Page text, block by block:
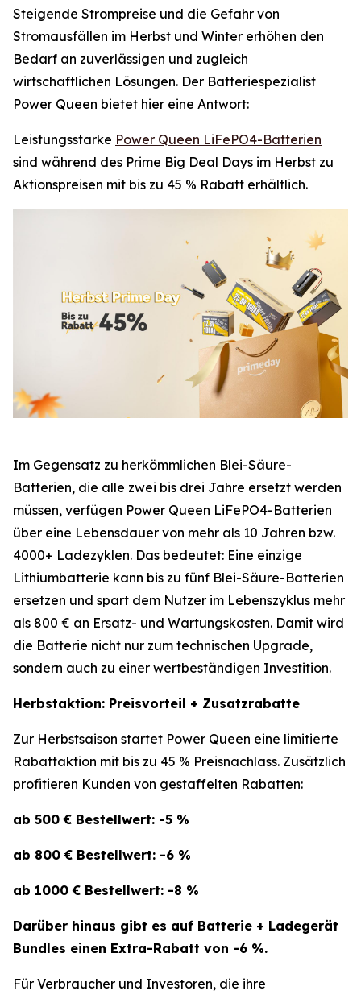
Steigende Strompreise und die Gefahr von
Stromausfällen im Herbst und Winter erhöhen den
Bedarf an zuverlässigen und zugleich
wirtschaftlichen Lösungen. Der Batteriespezialist
Power Queen bietet hier eine Antwort:
Leistungsstarke Power Queen LiFePO4-Batterien
sind während des Prime Big Deal Days im Herbst zu
Aktionspreisen mit bis zu 45 % Rabatt erhältlich.
Im Gegensatz zu herkömmlichen Blei-Säure-
Batterien, die alle zwei bis drei Jahre ersetzt werden
müssen, verfügen Power Queen LiFePO4-Batterien
über eine Lebensdauer von mehr als 10 Jahren bzw.
4000+ Ladezyklen. Das bedeutet: Eine einzige
Lithiumbatterie kann bis zu fünf Blei-Säure-Batterien
ersetzen und spart dem Nutzer im Lebenszyklus mehr
als 800 € an Ersatz- und Wartungskosten. Damit wird
die Batterie nicht nur zum technischen Upgrade,
sondern auch zu einer wertbeständigen Investition.
Herbstaktion: Preisvorteil + Zusatzrabatte
Zur Herbstsaison startet Power Queen eine limitierte
Rabattaktion mit bis zu 45 % Preisnachlass. Zusätzlich
profitieren Kunden von gestaffelten Rabatten:
ab 500 € Bestellwert: -5 %
ab 800 € Bestellwert: -6 %
ab 1000 € Bestellwert: -8 %
Darüber hinaus gibt es auf Batterie + Ladegerät
Bundles einen Extra-Rabatt von -6 %.
Für Verbraucher und Investoren, die ihre